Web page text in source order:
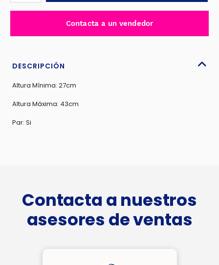
TONELADAS
Contacta a un vendedor
DESCRIPCIÓN
Altura Mínima: 27cm
Altura Máxima: 43cm
Par: Si
Contacta a nuestros
asesores de ventas